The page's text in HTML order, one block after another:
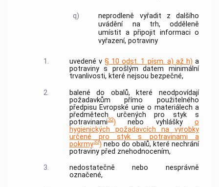
q)
neprodleně vyřadit z dalšího
uvádění na trh, odděleně
umístit a připojit informaci o
vyřazení, potraviny
1. uvedené v § 10 odst. 1 písm. a) až h) a
potraviny s prošlým datem minimální
trvanlivosti, které nejsou bezpečné,
2.
balené do obalů, které neodpovídají
požadavkům přímo použitelného
předpisu Evropské unie o materiálech a
předmětech určených pro styk s
potravinami32) nebo vyhlášky o
hygienických požadavcích na výrobky
určené pro styk s potravinami a
pokrmy33) nebo do obalů, které nechrání
potraviny před znehodnocením,
3.
nedostatečně nebo nesprávně
označené,